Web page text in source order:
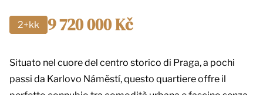
2+kk 9 720 000 Kč
Situato nel cuore del centro storico di Praga, a pochi
passi da Karlovo Náměstí, questo quartiere offre il